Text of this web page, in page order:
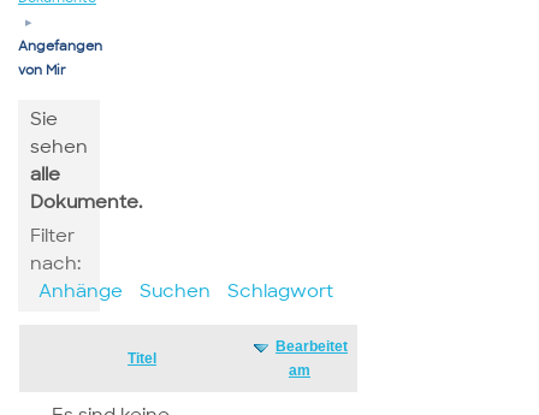
▸
Angefangen
von Mir
Sie
sehen
alle
Dokumente.
Filter
nach:
Anhänge
Suchen Schlagwort
Titel
Bearbeitet
am